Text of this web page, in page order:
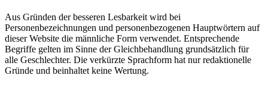
Aus Gründen der besseren Lesbarkeit wird bei
Personenbezeichnungen und personenbezogenen Hauptwörtern auf
dieser Website die männliche Form verwendet. Entsprechende
Begriffe gelten im Sinne der Gleichbehandlung grundsätzlich für
alle Geschlechter. Die verkürzte Sprachform hat nur redaktionelle
Gründe und beinhaltet keine Wertung.